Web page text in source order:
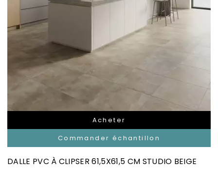
Acheter
Commander échantillon
DALLE PVC À CLIPSER 61,5X61,5 CM STUDIO BEIGE